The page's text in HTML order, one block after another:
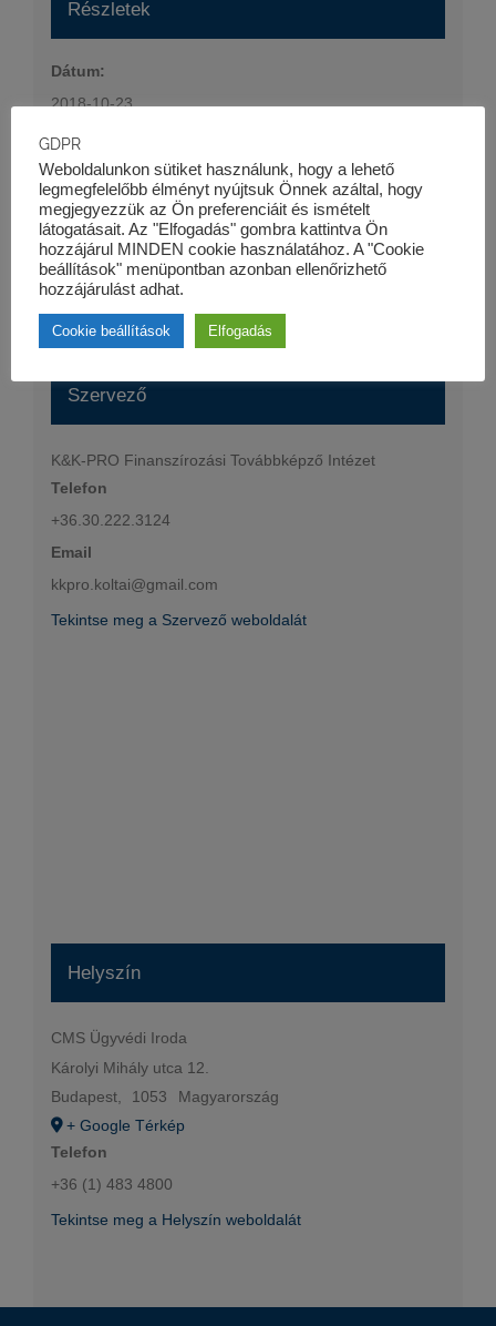
Részletek
Dátum:
2018-10-23
Időpont:
16:30 - 20:00
Esemény kategória:
Szaktanfolyamok
Honlap:
https://kk-pro.hu/oktatas/projektfinanszirozas-tanfolyam/
Szervező
K&K-PRO Finanszírozási Továbbképző Intézet
Telefon
+36.30.222.3124
Email
kkpro.koltai@gmail.com
Tekintse meg a Szervező weboldalát
Helyszín
CMS Ügyvédi Iroda
Károlyi Mihály utca 12.
Budapest, 1053
Magyarország
+ Google Térkép
Telefon
+36 (1) 483 4800
Tekintse meg a Helyszín weboldalát
GDPR
Weboldalunkon sütiket használunk, hogy a lehető
legmegfelelőbb élményt nyújtsuk Önnek azáltal, hogy
megjegyezzük az Ön preferenciáit és ismételt
látogatásait. Az "Elfogadás" gombra kattintva Ön
hozzájárul MINDEN cookie használatához. A "Cookie
beállítások" menüpontban azonban ellenőrizhető
hozzájárulást adhat.
Cookie beállítások Elfogadás